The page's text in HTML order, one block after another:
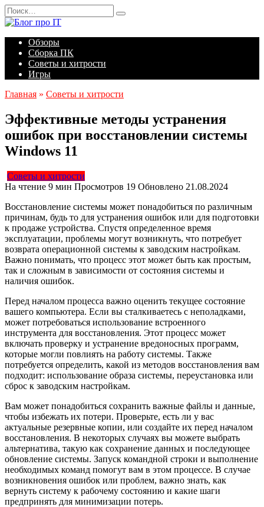
Перейти
к
содержанию
Search
for:
Обзоры
Сборка ПК
Советы и хитрости
Игры
Главная » Советы и хитрости
Эффективные методы устранения
ошибок при восстановлении системы
Windows 11
Советы и хитрости
На чтение 9 мин Просмотров 19 Обновлено 21.08.2024
Восстановление системы может понадобиться по различным
причинам, будь то для устранения ошибок или для подготовки
к продаже устройства. Спустя определенное время
эксплуатации, проблемы могут возникнуть, что потребует
возврата операционной системы к заводским настройкам.
Важно понимать, что процесс этот может быть как простым,
так и сложным в зависимости от состояния системы и
наличия ошибок.
Перед началом процесса важно оценить текущее состояние
вашего компьютера. Если вы сталкиваетесь с неполадками,
может потребоваться использование встроенного
инструмента для восстановления. Этот процесс может
включать проверку и устранение вредоносных программ,
которые могли повлиять на работу системы. Также
потребуется определить, какой из методов восстановления вам
подходит: использование образа системы, переустановка или
сброс к заводским настройкам.
Вам может понадобиться сохранить важные файлы и данные,
чтобы избежать их потери. Проверьте, есть ли у вас
актуальные резервные копии, или создайте их перед началом
восстановления. В некоторых случаях вы можете выбрать
альтернатива, такую как сохранение данных и последующее
обновление системы. Запуск командной строки и выполнение
необходимых команд помогут вам в этом процессе. В случае
возникновения ошибок или проблем, важно знать, как
вернуть систему к рабочему состоянию и какие шаги
предпринять для минимизации потерь.